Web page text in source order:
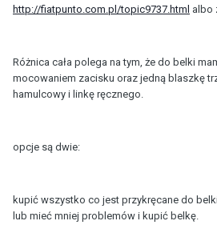
http://fiatpunto.com.pl/topic9737.html albo
Różnica cała polega na tym, że do belki
mocowaniem zacisku oraz jedną blaszkę
hamulcowy i linkę ręcznego.
opcje są dwie:
kupić wszystko co jest przykręcane do
lub mieć mniej problemów i kupić belkę.